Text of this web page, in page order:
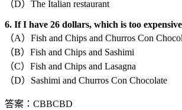
（D）The Italian restaurant
6. If I have 26 dollars, which is too
（A）Fish and Chips and Churros Con
（B）Fish and Chips and Sashimi
（C）Fish and Chips and Lasagna
（D）Sashimi and Churros Con Chocolate
答案：CBBCBD